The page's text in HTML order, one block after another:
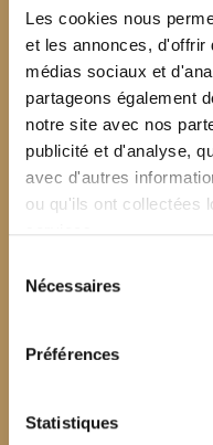
Les cookies nous
et les annonces, d'offrir
médias sociaux et
partageons également
notre site avec nos
publicité et d'analyse,
avec d'autres
ou qu'ils ont collectées
Nécessaires
Préférences
Statistiques